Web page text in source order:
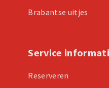
Brabantse uitjes
Service
Reserveren